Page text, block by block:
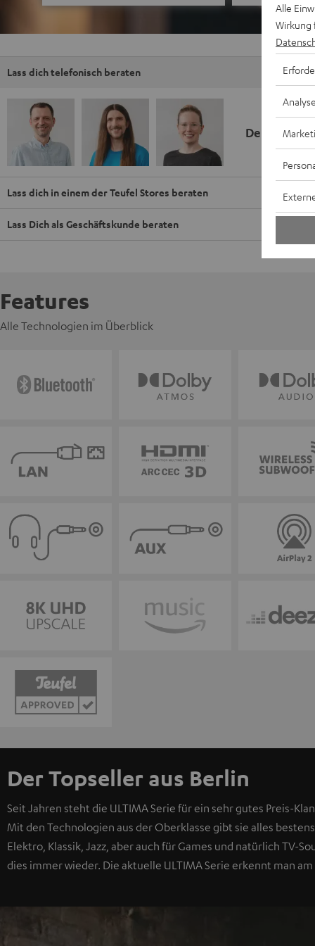
Lass dich telefonisch beraten
Deine
Lass dich in einem der Teufel Stores beraten
Lass Dich als Geschäftskunde beraten
Features
Alle Technologien im Überblick
Der Topseller aus Berlin
Seit Jahren steht die ULTIMA Serie für ein sehr gutes Preis-
Mit den Technologien aus der Oberklasse gibt sie alles
Elektro, Klassik, Jazz, aber auch für Games und natürlich TV-
dies immer wieder. Die aktuelle ULTIMA Serie erkennt man
Alle
Wirkung
Analyse